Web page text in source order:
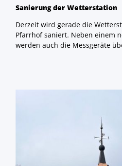
Sanierung der Wetterstation
Derzeit wird gerade die
Pfarrhof saniert. Neben einem
werden auch die Messgeräte